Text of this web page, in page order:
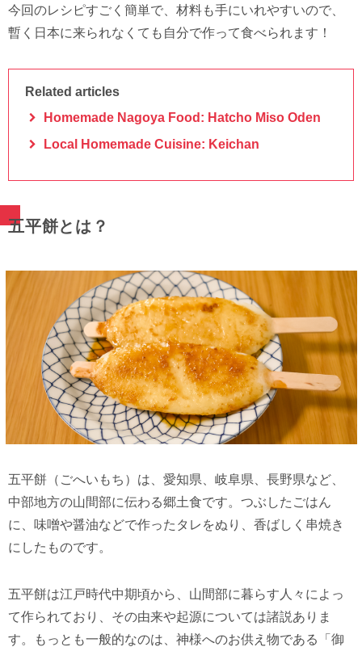
今回のレシピすごく簡単で、材料も手にいれやすいので、
暫く日本に来られなくても自分で作って食べられます！
Related articles
Homemade Nagoya Food: Hatcho Miso Oden
Local Homemade Cuisine: Keichan
五平餅とは？
五平餅（ごへいもち）は、愛知県、岐阜県、長野県など、
中部地方の山間部に伝わる郷土食です。つぶしたごはん
に、味噌や醤油などで作ったタレをぬり、香ばしく串焼き
にしたものです。
五平餅は江戸時代中期頃から、山間部に暮らす人々によっ
て作られており、その由来や起源については諸説ありま
す。もっとも一般的なのは、神様へのお供え物である「御